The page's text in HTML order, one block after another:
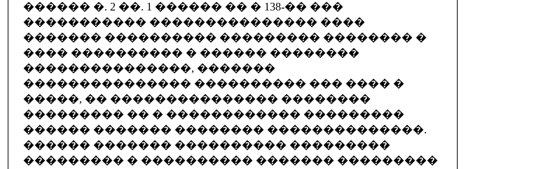
������ �. 2 ��. 1 ������ �� � 138-�� ���
����������� ��������������� ����
������� ���������� ��������� �������� �
���� ���������� � ������ ��������
���������������, �������
��������������� ���������� ��� ���� �
�����, �� ��������������� ��������
��������� �� � ������������ ���������
������ ������� �������� ��������������.
������ ������� ���������� ���������
��������� � ���������� ������� ���������